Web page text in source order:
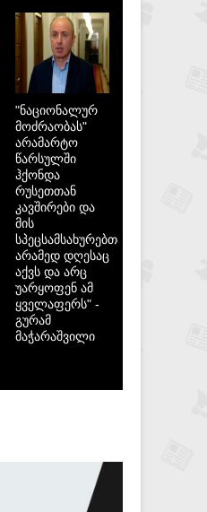
"ნაციონალურ
მოძრაობას"
არამარტო
წარსულში
ჰქონდა
რუსეთთან
კავშირები და
მის
სპეცსამსახურებთან,
არამედ დღესაც
აქვს და არც
უარყოფენ ამ
ყველაფერს" -
გურამ
მაჭარაშვილი